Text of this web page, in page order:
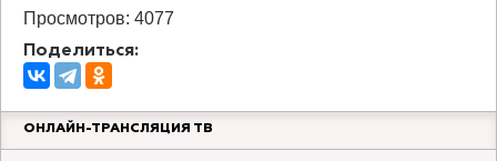
Просмотров: 4077
Поделиться:
ОНЛАЙН-ТРАНСЛЯЦИЯ ТВ